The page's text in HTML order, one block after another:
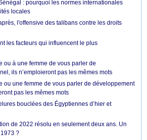
: pourquoi les normes internationales
locales
l'offensive des talibans contre les droits
les facteurs qui influencent le plus
ou à une femme de vous parler de
ils n’emploieront pas les mêmes mots
ou une femme de vous parler de développement
pas les mêmes mots
bouclées des Égyptiennes d’hier et
de 2022 résolu en seulement deux ans. Un
?